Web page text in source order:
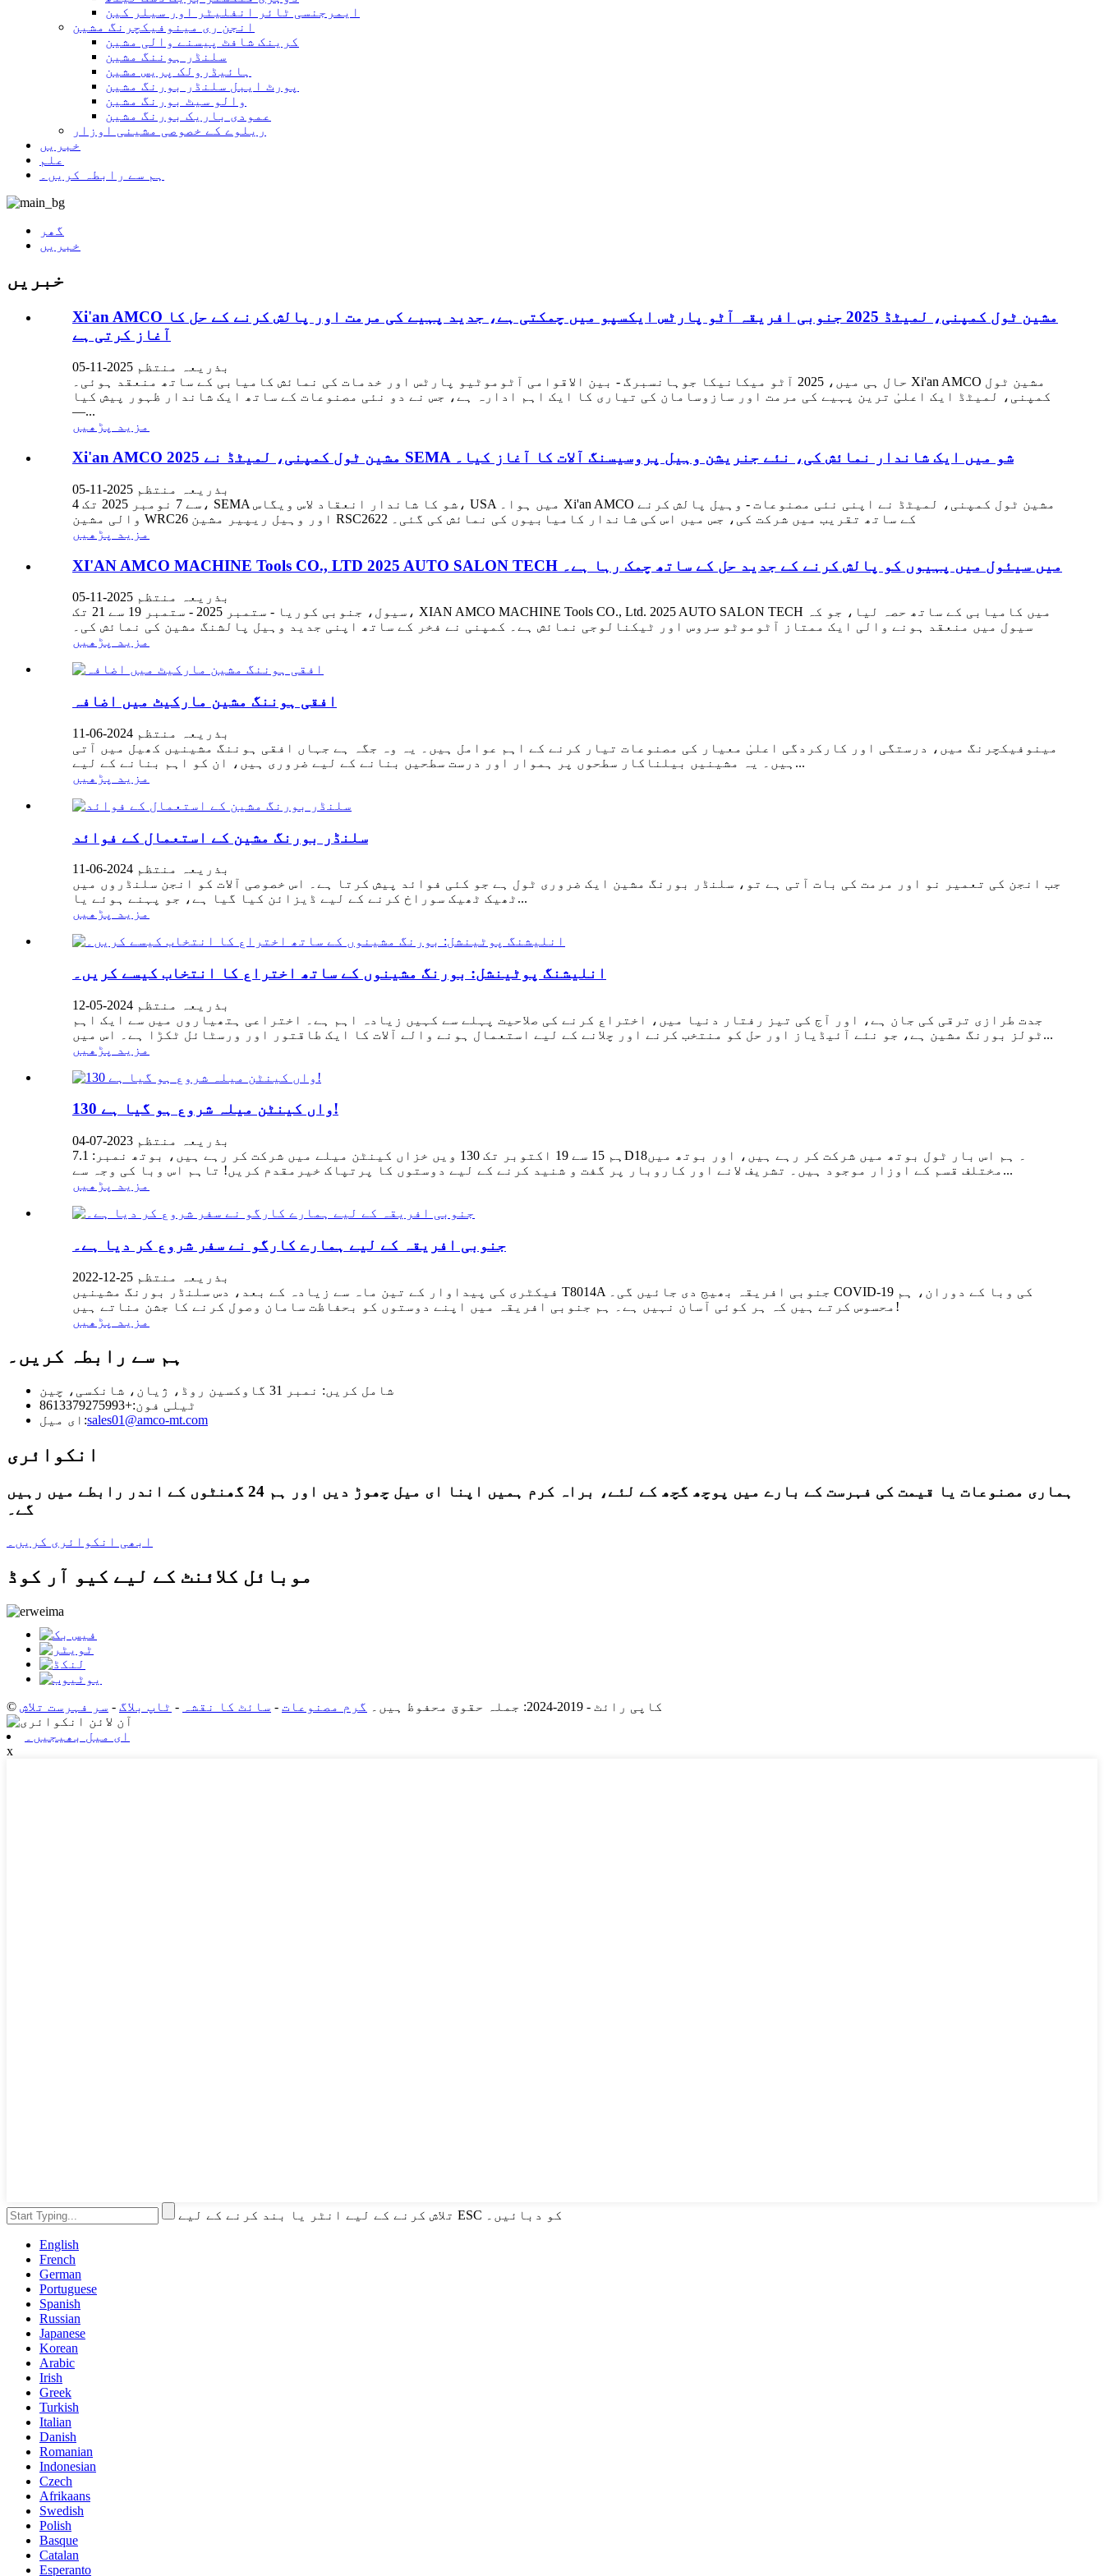
ایمرجنسی ٹائر انفلیٹر اور سیلر کین
انجن ری مینوفیکچرنگ مشین
کرینک شافٹ پیسنے والی مشین
سلنڈر ہوننگ مشین
ہائیڈرولک پریس مشین
پورٹ ایبل سلنڈر بورنگ مشین
والو سیٹ بورنگ مشین
عمودی باریک بورنگ مشین
ریلوے کے خصوصی مشینی اوزار
خبریں
علم
ہم سے رابطہ کریں۔
گھر
خبریں
خبریں
Xi'an AMCO مشین ٹول کمپنی، لمیٹڈ 2025 جنوبی افریقہ آٹو پارٹس ایکسپو میں چمکتی ہے، جدید پہیے کی مرمت اور پالش کرنے کے حل کا
آغاز کرتی ہے
بذریعہ منتظم 2025-11-05
حال ہی میں، 2025 آٹو میکانیکا جوہانسبرگ - بین الاقوامی آٹوموٹیو پارٹس اور خدمات کی نمائش کامیابی کے ساتھ منعقد ہوئی۔ Xi'an AMCO مشین ٹول
کمپنی، لمیٹڈ ایک اعلیٰ ترین پہیے کی مرمت اور سازوسامان کی تیاری کا ایک اہم ادارہ ہے، جس نے دو نئی مصنوعات کے ساتھ ایک شاندار ظہور پیش کیا
—...
مزید پڑھیں
Xi'an AMCO مشین ٹول کمپنی، لمیٹڈ نے 2025 SEMA شو میں ایک شاندار نمائش کی، نئے جنریشن وہیل پروسیسنگ آلات کا آغاز کیا۔
بذریعہ منتظم 2025-11-05
4 سے 7 نومبر 2025 تک، SEMA شو کا شاندار انعقاد لاس ویگاس، USA میں ہوا۔ Xi'an AMCO مشین ٹول کمپنی، لمیٹڈ نے اپنی نئی مصنوعات - وہیل پالش کرنے
والی مشین WRC26 اور وہیل ریپیر مشین RSC2622 کے ساتھ تقریب میں شرکت کی، جس میں اس کی شاندار کامیابیوں کی نمائش کی گئی۔
مزید پڑھیں
XI'AN AMCO MACHINE Tools CO., LTD 2025 AUTO SALON TECH میں سیئول میں پہیوں کو پالش کرنے کے جدید حل کے ساتھ چمک رہا ہے۔
بذریعہ منتظم 2025-11-05
سیول، جنوبی کوریا - ستمبر 2025 - ستمبر 19 سے 21 تک، XIAN AMCO MACHINE Tools CO., Ltd. 2025 AUTO SALON TECH میں کامیابی کے ساتھ حصہ لیا، جو کہ
سیول میں منعقد ہونے والی ایک ممتاز آٹوموٹو سروس اور ٹیکنالوجی نمائش ہے۔ کمپنی نے فخر کے ساتھ اپنی جدید وہیل پالشنگ مشین کی نمائش کی۔
مزید پڑھیں
افقی ہوننگ مشین مارکیٹ میں اضافہ
بذریعہ منتظم 2024-06-11
مینوفیکچرنگ میں، درستگی اور کارکردگی اعلیٰ معیار کی مصنوعات تیار کرنے کے اہم عوامل ہیں۔ یہ وہ جگہ ہے جہاں افقی ہوننگ مشینیں کھیل میں آتی
ہیں۔ یہ مشینیں بیلناکار سطحوں پر ہموار اور درست سطحیں بنانے کے لیے ضروری ہیں، ان کو اہم بنانے کے لیے...
مزید پڑھیں
سلنڈر بورنگ مشین کے استعمال کے فوائد
بذریعہ منتظم 2024-06-11
جب انجن کی تعمیر نو اور مرمت کی بات آتی ہے تو، سلنڈر بورنگ مشین ایک ضروری ٹول ہے جو کئی فوائد پیش کرتا ہے۔ اس خصوصی آلات کو انجن سلنڈروں میں
ٹھیک ٹھیک سوراخ کرنے کے لیے ڈیزائن کیا گیا ہے، جو پہنے ہوئے یا...
مزید پڑھیں
انلیشنگ پوٹینشل: بورنگ مشینوں کے ساتھ اختراع کا انتخاب کیسے کریں۔
بذریعہ منتظم 2024-05-12
جدت طرازی ترقی کی جان ہے، اور آج کی تیز رفتار دنیا میں، اختراع کرنے کی صلاحیت پہلے سے کہیں زیادہ اہم ہے۔ اختراعی ہتھیاروں میں سے ایک اہم
ٹولز بورنگ مشین ہے، جو نئے آئیڈیاز اور حل کو منتخب کرنے اور چلانے کے لیے استعمال ہونے والے آلات کا ایک طاقتور اور ورسٹائل ٹکڑا ہے۔ اس میں...
مزید پڑھیں
130 واں کینٹن میلہ شروع ہو گیا ہے!
بذریعہ منتظم 2023-07-04
ہم 15 سے 19 اکتوبر تک 130 ویں خزاں کینٹن میلے میں شرکت کر رہے ہیں، بوتھ نمبر: 7.1D18۔ ہم اس بار ٹول بوتھ میں شرکت کر رہے ہیں، اور بوتھ میں
مختلف قسم کے اوزار موجود ہیں۔ تشریف لانے اور کاروبار پر گفت و شنید کرنے کے لیے دوستوں کا پرتپاک خیرمقدم کریں! تاہم اس وبا کی وجہ سے...
مزید پڑھیں
جنوبی افریقہ کے لیے ہمارے کارگو نے سفر شروع کر دیا ہے۔
بذریعہ منتظم 25-12-2022
فیکٹری کی پیداوار کے تین ماہ سے زیادہ کے بعد، دس سلنڈر بورنگ مشینیں T8014A جنوبی افریقہ بھیج دی جائیں گی۔ COVID-19 کی وبا کے دوران، ہم
محسوس کرتے ہیں کہ ہر کوئی آسان نہیں ہے۔ ہم جنوبی افریقہ میں اپنے دوستوں کو بحفاظت سامان وصول کرنے کا جشن مناتے ہیں!
مزید پڑھیں
ہم سے رابطہ کریں۔
شامل کریں: نمبر 31 گاوکسین روڈ، ژیان، شانکسی، چین
ٹیلی فون:+8613379275993
ای میل:sales01@amco-mt.com
انکوائری
ہماری مصنوعات یا قیمت کی فہرست کے بارے میں پوچھ گچھ کے لئے، براہ کرم ہمیں اپنا ای میل چھوڑ دیں اور ہم 24 گھنٹوں کے اندر رابطے میں رہیں
گے۔
ابھی انکوائری کریں۔
موبائل کلائنٹ کے لیے کیو آر کوڈ
© کاپی رائٹ - 2019-2024: جملہ حقوق محفوظ ہیں۔ گرم مصنوعات - سائٹ کا نقشہ - ٹاپ بلاگ - سر فہرست تلاش
ای میل بھیجیں۔
x
تلاش کرنے کے لیے انٹر یا بند کرنے کے لیے ESC کو دبائیں۔
English
French
German
Portuguese
Spanish
Russian
Japanese
Korean
Arabic
Irish
Greek
Turkish
Italian
Danish
Romanian
Indonesian
Czech
Afrikaans
Swedish
Polish
Basque
Catalan
Esperanto